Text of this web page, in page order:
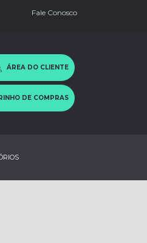
Fale Conosco
ÁREA DO CLIENTE
DE COMPRAS